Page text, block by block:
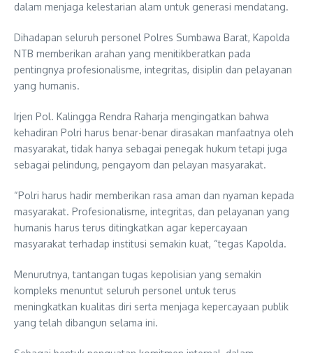
dalam menjaga kelestarian alam untuk generasi mendatang.
Dihadapan seluruh personel Polres Sumbawa Barat, Kapolda
NTB memberikan arahan yang menitikberatkan pada
pentingnya profesionalisme, integritas, disiplin dan pelayanan
yang humanis.
Irjen Pol. Kalingga Rendra Raharja mengingatkan bahwa
kehadiran Polri harus benar-benar dirasakan manfaatnya oleh
masyarakat, tidak hanya sebagai penegak hukum tetapi juga
sebagai pelindung, pengayom dan pelayan masyarakat.
“Polri harus hadir memberikan rasa aman dan nyaman kepada
masyarakat. Profesionalisme, integritas, dan pelayanan yang
humanis harus terus ditingkatkan agar kepercayaan
masyarakat terhadap institusi semakin kuat, “tegas Kapolda.
Menurutnya, tantangan tugas kepolisian yang semakin
kompleks menuntut seluruh personel untuk terus
meningkatkan kualitas diri serta menjaga kepercayaan publik
yang telah dibangun selama ini.